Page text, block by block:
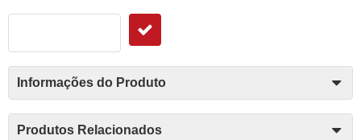
Informações do Produto
Produtos Relacionados